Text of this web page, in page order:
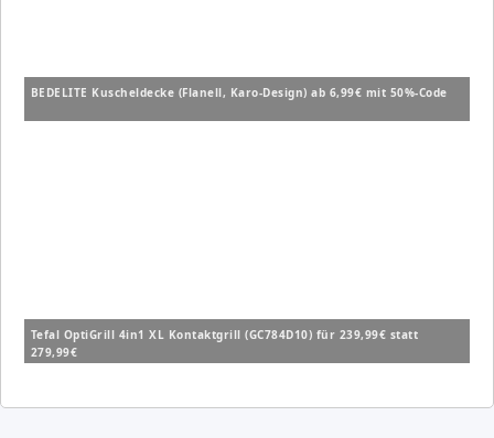
BEDELITE Kuscheldecke (Flanell, Karo-Design) ab 6,99€ mit 50%-Code
Tefal OptiGrill 4in1 XL Kontaktgrill (GC784D10) für 239,99€ statt
279,99€